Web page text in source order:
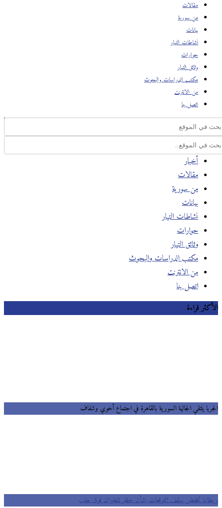
مقالات
من سورية
بيانات
نشاطات التيار
حوارات
وثائق التيار
مكتب الدراسات والبحوث
من الانترنت
اتصل بنا
أخبار
مقالات
من سورية
بيانات
نشاطات التيار
حوارات
وثائق التيار
مكتب الدراسات والبحوث
من الانترنت
اتصل بنا
الأكثر قراءة
الجربا يلتقي الجالية السورية بالقاهرة في اجتماع أخوي وشفاف
بريطانيا تخفض سقف التوقعات بشأن حظر للطيران فوق حلب